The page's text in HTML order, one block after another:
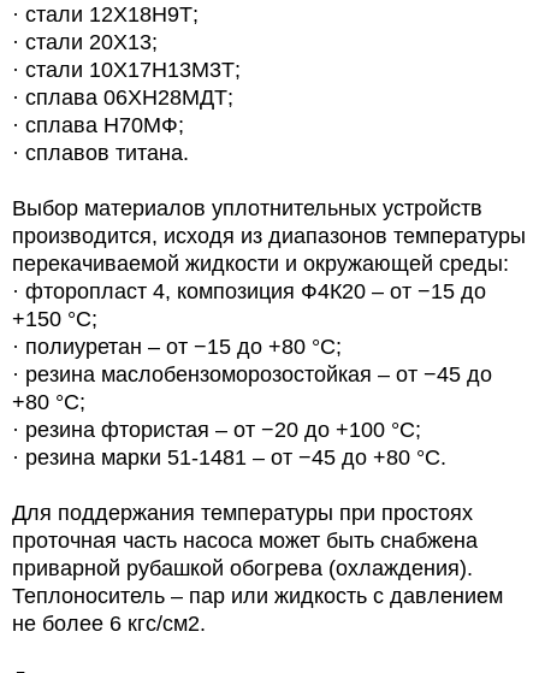
· стали 12Х18Н9Т;
· стали 20Х13;
· стали 10Х17Н13М3Т;
· сплава 06ХН28МДТ;
· сплава Н70МФ;
· сплавов титана.
Выбор материалов уплотнительных устройств
производится, исходя из диапазонов температуры
перекачиваемой жидкости и окружающей среды:
· фторопласт 4, композиция Ф4К20 – от −15 до
+150 °С;
· полиуретан – от −15 до +80 °С;
· резина маслобензоморозостойкая – от −45 до
+80 °С;
· резина фтористая – от −20 до +100 °С;
· резина марки 51-1481 – от −45 до +80 °С.
Для поддержания температуры при простоях
проточная часть насоса может быть снабжена
приварной рубашкой обогрева (охлаждения).
Теплоноситель – пар или жидкость с давлением
не более 6 кгс/см2.